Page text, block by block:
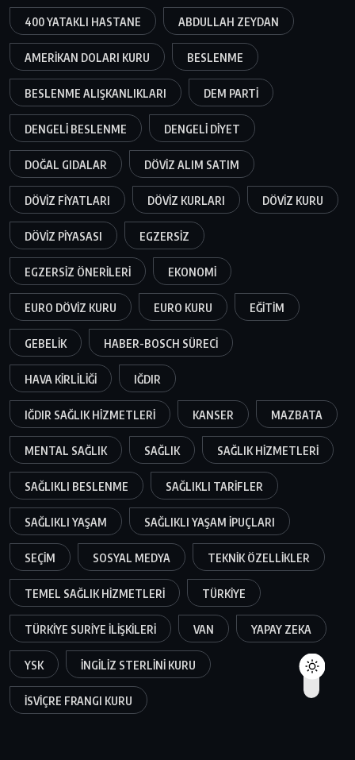
400 YATAKLI HASTANE ABDULLAH ZEYDAN
AMERIKAN DOLARI KURU BESLENME
BESLENME ALIŞKANLIKLARI DEM PARTI
DENGELI BESLENME DENGELI DIYET
DOĞAL GIDALAR DÖVIZ ALIM SATIM
DÖVIZ FIYATLARI DÖVIZ KURLARI DÖVIZ KURU
DÖVIZ PIYASASI EGZERSIZ
EGZERSIZ ÖNERILERI EKONOMI
EURO DÖVIZ KURU EURO KURU EĞITIM
GEBELIK HABER-BOSCH SÜRECI
HAVA KIRLILIĞI IĞDIR
IĞDIR SAĞLIK HIZMETLERI KANSER MAZBATA
MENTAL SAĞLIK SAĞLIK SAĞLIK HIZMETLERI
SAĞLIKLI BESLENME SAĞLIKLI TARIFLER
SAĞLIKLI YAŞAM SAĞLIKLI YAŞAM IPUÇLARI
SEÇIM SOSYAL MEDYA TEKNIK ÖZELLIKLER
TEMEL SAĞLIK HIZMETLERI TÜRKIYE
TÜRKIYE SURIYE ILIŞKILERI VAN YAPAY ZEKA
YSK İNGILIZ STERLINI KURU
İSVIÇRE FRANGI KURU